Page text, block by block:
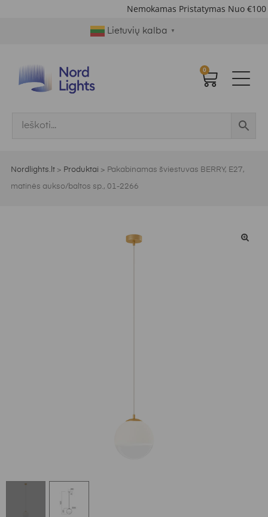
Nemokamas Pristatymas Nuo €100 |
Lietuvių kalba ▼
0
Nordlights.lt > Produktai > Pakabinamas šviestuvas BERRY, E27,
matinės aukso/baltos sp., 01-2266